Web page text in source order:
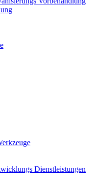
Dienstleistungen